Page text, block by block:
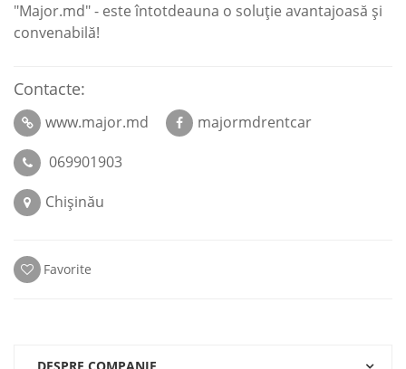
"Major.md" - este întotdeauna o soluție avantajoasă și
convenabilă!
Contacte:
www.major.md
majormdrentcar
069901903
Chișinău
Favorite